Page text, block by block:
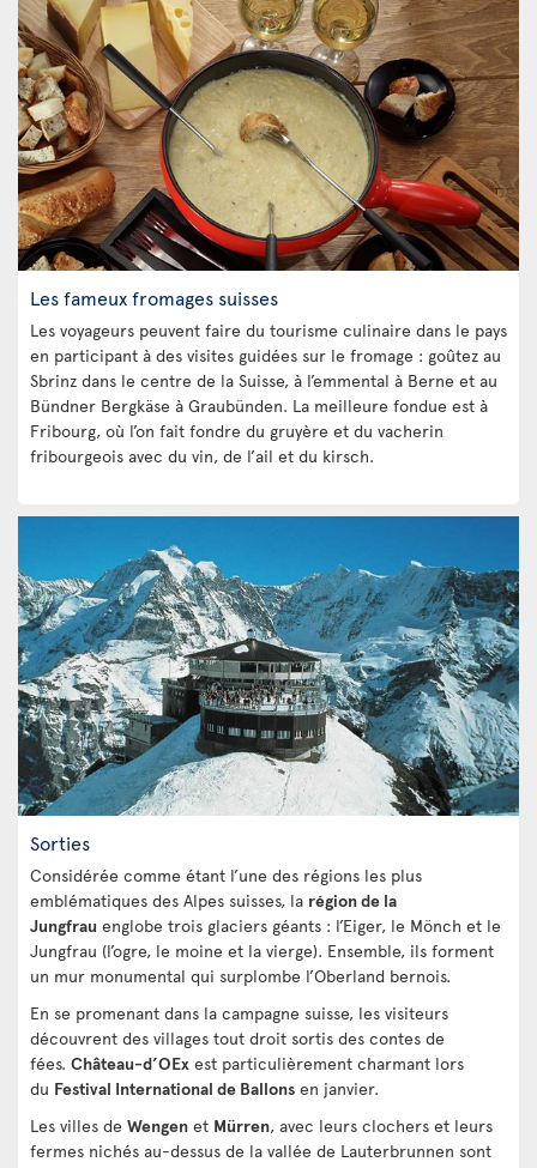
Les fameux fromages suisses
Les voyageurs peuvent faire du tourisme culinaire dans le pays
en participant à des visites guidées sur le fromage : goûtez au
Sbrinz dans le centre de la Suisse, à l’emmental à Berne et au
Bündner Bergkäse à Graubünden. La meilleure fondue est à
Fribourg, où l’on fait fondre du gruyère et du vacherin
fribourgeois avec du vin, de l’ail et du kirsch.
Sorties
Considérée comme étant l’une des régions les plus
emblématiques des Alpes suisses, la région de la
Jungfrau englobe trois glaciers géants : l’Eiger, le Mönch et le
Jungfrau (l’ogre, le moine et la vierge). Ensemble, ils forment
un mur monumental qui surplombe l’Oberland bernois.
En se promenant dans la campagne suisse, les visiteurs
découvrent des villages tout droit sortis des contes de
fées. Château-d’OEx est particulièrement charmant lors
du Festival International de Ballons en janvier.
Les villes de Wengen et Mürren, avec leurs clochers et leurs
fermes nichés au-dessus de la vallée de Lauterbrunnen sont